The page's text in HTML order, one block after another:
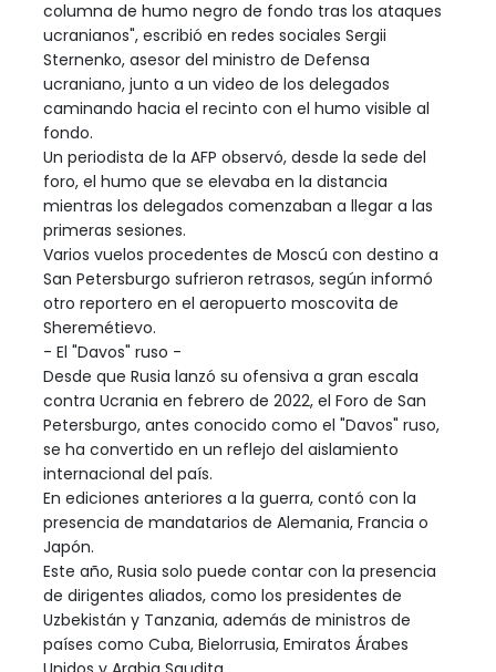
columna de humo negro de fondo tras los ataques
ucranianos", escribió en redes sociales Sergii
Sternenko, asesor del ministro de Defensa
ucraniano, junto a un video de los delegados
caminando hacia el recinto con el humo visible al
fondo.
Un periodista de la AFP observó, desde la sede del
foro, el humo que se elevaba en la distancia
mientras los delegados comenzaban a llegar a las
primeras sesiones.
Varios vuelos procedentes de Moscú con destino a
San Petersburgo sufrieron retrasos, según informó
otro reportero en el aeropuerto moscovita de
Sheremétievo.
- El "Davos" ruso -
Desde que Rusia lanzó su ofensiva a gran escala
contra Ucrania en febrero de 2022, el Foro de San
Petersburgo, antes conocido como el "Davos" ruso,
se ha convertido en un reflejo del aislamiento
internacional del país.
En ediciones anteriores a la guerra, contó con la
presencia de mandatarios de Alemania, Francia o
Japón.
Este año, Rusia solo puede contar con la presencia
de dirigentes aliados, como los presidentes de
Uzbekistán y Tanzania, además de ministros de
países como Cuba, Bielorrusia, Emiratos Árabes